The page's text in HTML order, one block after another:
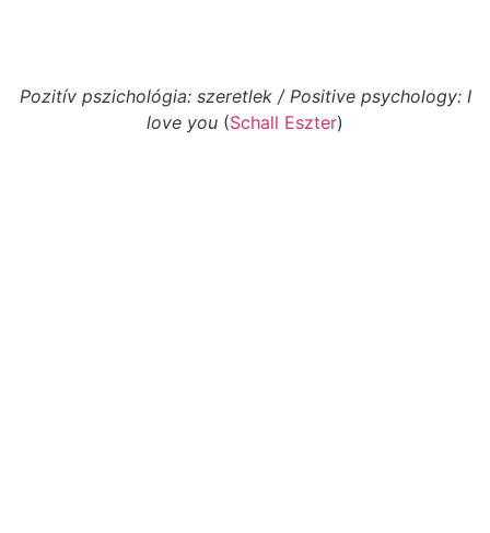
Pozitív pszichológia: szeretlek / Positive psychology: I
love you (Schall Eszter)